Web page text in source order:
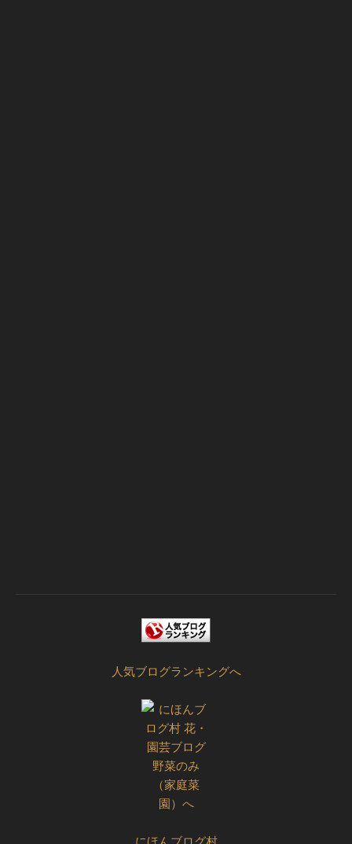
人気ブログランキングへ
にほんブログ村